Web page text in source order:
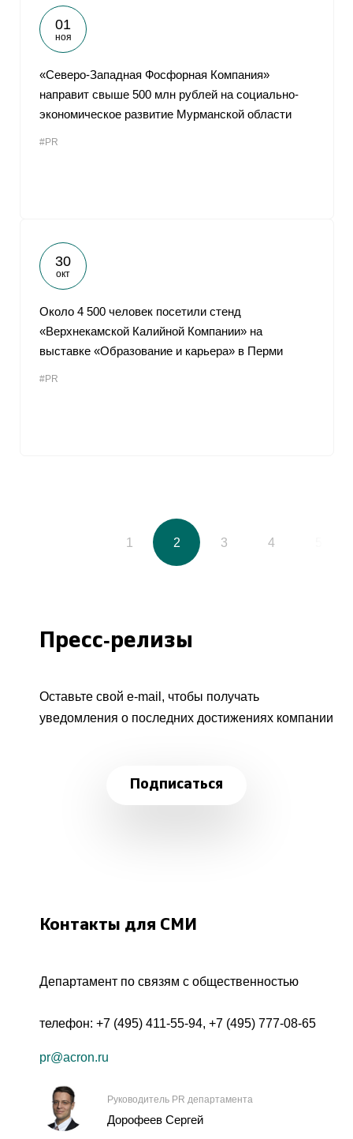
01
ноя
«Северо-Западная Фосфорная Компания»
направит свыше 500 млн рублей на социально-
экономическое развитие Мурманской области
#PR
30
окт
Около 4 500 человек посетили стенд
«Верхнекамской Калийной Компании» на
выставке «Образование и карьера» в Перми
#PR
1 2 3 4
Пресс-релизы
Оставьте свой e-mail, чтобы получать
уведомления о последних достижениях компании
Подписаться
Контакты для СМИ
Департамент по связям с общественностью
телефон: +7 (495) 411-55-94, +7 (495) 777-08-65
pr@acron.ru
Руководитель PR департамента
Дорофеев Сергей